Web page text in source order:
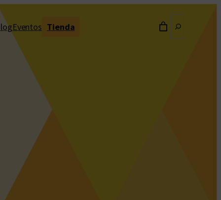
Eventos Tienda